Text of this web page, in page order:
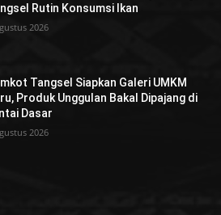
Rutin Konsumsi Ikan
2026
Tangsel Siapkan Galeri UMKM
Produk Unggulan Bakal Dipajang di
Dasar
2026